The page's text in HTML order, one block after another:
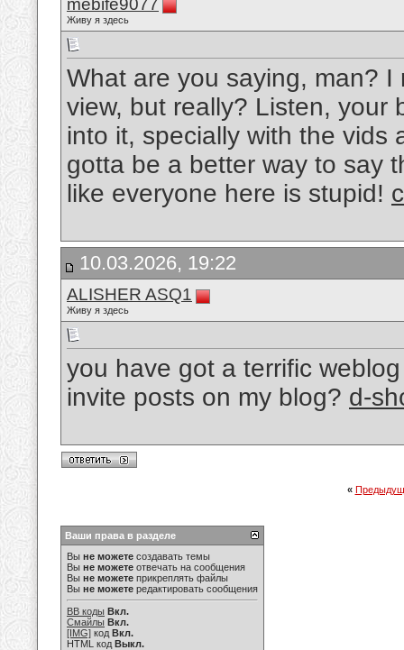
mebife9077
Живу я здесь
What are you saying, man?
view, but really? Listen, your
into it, specially with the vids
gotta be a better way to say
like everyone here is stupid!
10.03.2026, 19:22
ALISHER ASQ1
Живу я здесь
you have got a terrific
invite posts on my blog? d-
«
Ваши права в разделе
Вы не можете создавать темы
Вы не можете отвечать на сообщения
Вы не можете прикреплять файлы
Вы не можете редактировать сообщения
BB коды Вкл.
Смайлы Вкл.
[IMG] код Вкл.
HTML код Выкл.